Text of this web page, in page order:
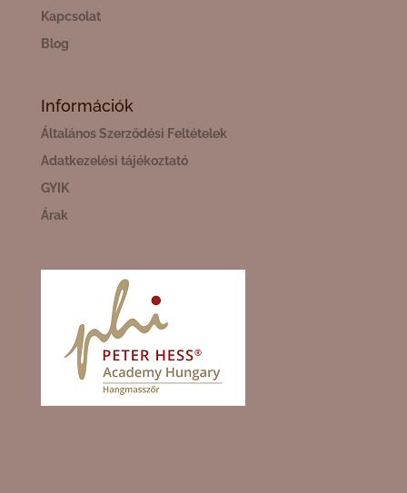
Kapcsolat
Blog
Információk
Általános Szerződési Feltételek
Adatkezelési tájékoztató
GYIK
Árak